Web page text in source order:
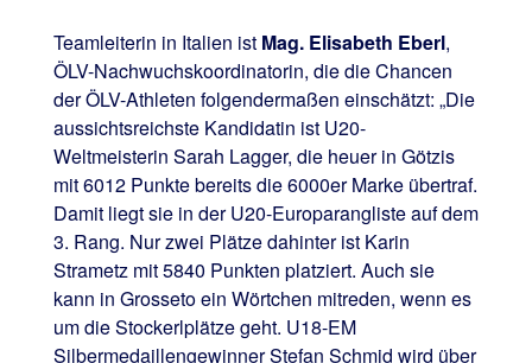
Teamleiterin in Italien ist Mag. Elisabeth Eberl,
ÖLV-Nachwuchskoordinatorin, die die Chancen
der ÖLV-Athleten folgendermaßen einschätzt: „Die
aussichtsreichste Kandidatin ist U20-
Weltmeisterin Sarah Lagger, die heuer in Götzis
mit 6012 Punkte bereits die 6000er Marke übertraf.
Damit liegt sie in der U20-Europarangliste auf dem
3. Rang. Nur zwei Plätze dahinter ist Karin
Strametz mit 5840 Punkten platziert. Auch sie
kann in Grosseto ein Wörtchen mitreden, wenn es
um die Stockerlplätze geht. U18-EM
Silbermedaillengewinner Stefan Schmid wird über